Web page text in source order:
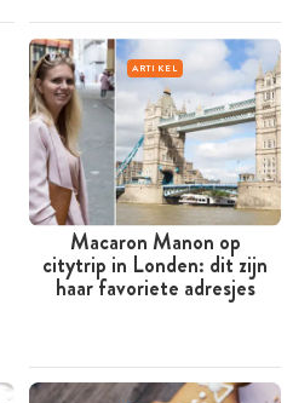
ARTIKEL
Macaron Manon op
citytrip in Londen: dit zijn
haar favoriete adresjes